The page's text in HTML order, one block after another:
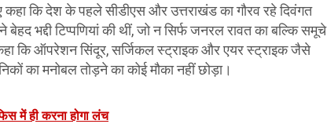
कहा कि देश के पहले सीडीएस और उत्तराखंड का गौरव रहे दिवंगत
बेहद भद्दी टिप्पणियां की थीं, जो न सिर्फ जनरल रावत का बल्कि समूचे
कि ऑपरेशन सिंदूर, सर्जिकल स्ट्राइक और एयर स्ट्राइक जैसे
का मनोबल तोड़ने का कोई मौका नहीं छोड़ा।
में ही करना होगा लंच